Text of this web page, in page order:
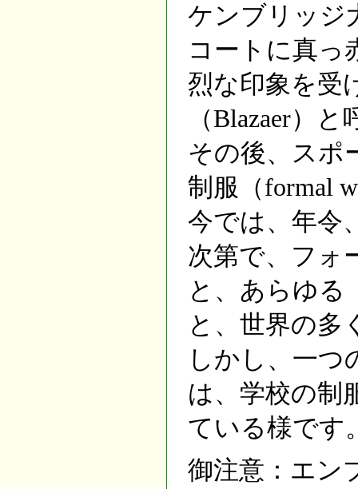
ケンブリッジ
コートに真っ
烈な印象を受
（Blazaer）
その後、ス
制服（formal
今では、年令
次第で、フォ
と、あらゆる
と、世界の多
しかし、一つ
は、学校の制
ている様です
御注意：エン